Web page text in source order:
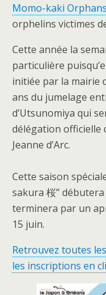
Momo-kaki
orphelins victimes
Cette année la
particulière
initiée par la mairie
ans du jumelage
d’Utsunomiya qui
délégation officielle
Jeanne d’Arc.
Cette saison
sakura 桜”
terminera par un
15 juin.
Retrouvez toutes
les inscriptions en